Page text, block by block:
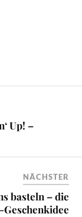
Up! –
NÄCHSTER
basteln – die